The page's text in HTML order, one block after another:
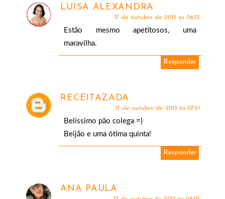
LUISA ALEXANDRA
17 de outubro de 2013 às 06:35
Estão mesmo apetitosos, uma
maravilha.
Responder
RECEITAZADA
17 de outubro de 2013 às 07:51
Belíssimo pão colega =)
Beijão e uma ótima quinta!
Responder
ANA PAULA